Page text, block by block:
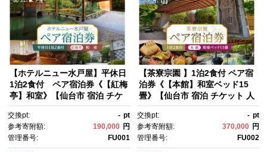
【ホテルニュー水戸屋】平休日
1泊2食付 ペア宿泊券《【紅梅
亭】和室》【仙台市 宿泊 チケ
交換pt: - pt
参考寄附額:
190,000 円
管理番号:
FU001
【茶寮宗園 】1泊2食付 ペア宿
泊券《【本館】和室ベッド15
畳》【仙台市 宿泊 チケット 人
交換pt: - pt
参考寄附額:
370,000 円
管理番号:
FU002